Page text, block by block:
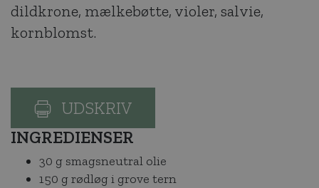
dildkrone, mælkebøtte, violer, salvie,
kornblomst.
UDSKRIV
INGREDIENSER
30 g smagsneutral olie
150 g rødløg i grove tern